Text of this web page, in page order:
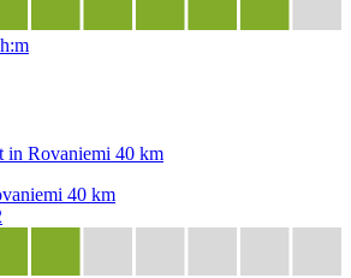
in Rovaniemi 40 km
40 km